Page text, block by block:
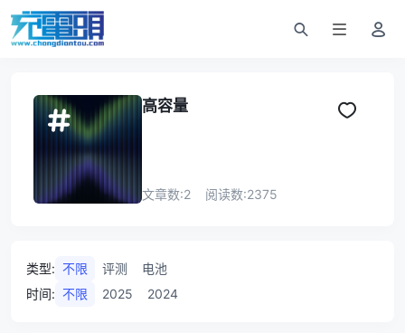
高容量
文章数:2 阅读数:2375
类型: 不限 评测
电池
时间: 不限 2025 2024